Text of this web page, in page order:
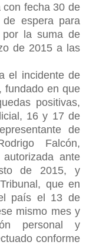
con fecha 30 de
espera para
por la suma de
de 2015 a las
el incidente de
fundado en que
positivas,
16 y 17 de
de
Falcón,
autorizada ante
de 2015, y
que en
país el 13 de
mismo mes y
personal y
conforme